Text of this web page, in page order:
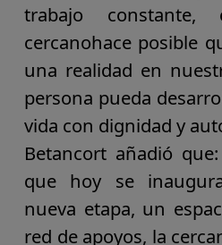
trabajo constante,
cercanohace posible
una realidad en
persona pueda
vida con dignidad y
Betancort añadió
que hoy se
nueva etapa, un
red de apoyos, la